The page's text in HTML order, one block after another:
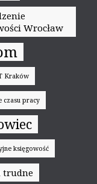
Wrocław
Kraków
czasu pracy
księgowość
trudne